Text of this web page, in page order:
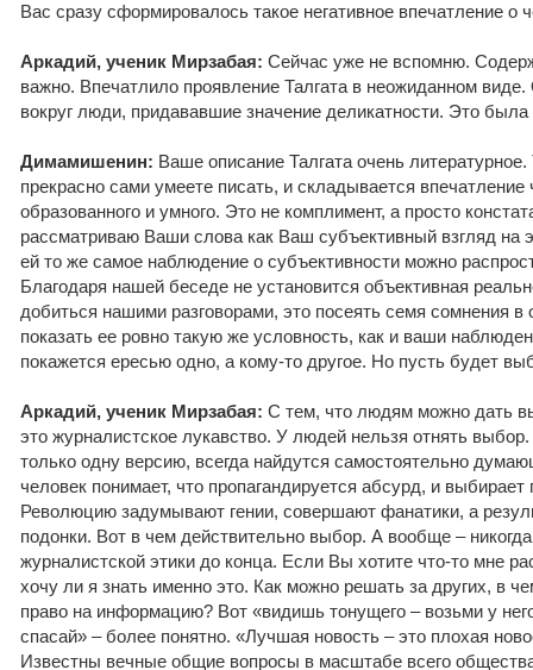
Вас сразу сформировалось такое негативное впечатление о
Аркадий, ученик Мирзабая: Сейчас уже не вспомню.
важно. Впечатлило проявление Талгата в неожиданном
вокруг люди, придававшие значение деликатности. Это
Димамишенин: Ваше описание Талгата очень
прекрасно сами умеете писать, и складывается
образованного и умного. Это не комплимент, а просто
рассматриваю Ваши слова как Ваш субъективный взгляд на
ей то же самое наблюдение о субъективности можно
Благодаря нашей беседе не установится объективная
добиться нашими разговорами, это посеять семя сомнения
показать ее ровно такую же условность, как и ваши
покажется ересью одно, а кому-то другое. Но пусть будет
Аркадий, ученик Мирзабая: С тем, что людям можно дать
это журналистское лукавство. У людей нельзя отнять
только одну версию, всегда найдутся самостоятельно
человек понимает, что пропагандируется абсурд, и выбирает
Революцию задумывают гении, совершают фанатики, а
подонки. Вот в чем действительно выбор. А вообще –
журналистской этики до конца. Если Вы хотите что-то мне
хочу ли я знать именно это. Как можно решать за других, в
право на информацию? Вот «видишь тонущего – возьми у
спасай» – более понятно. «Лучшая новость – это плохая
Известны вечные общие вопросы в масштабе всего